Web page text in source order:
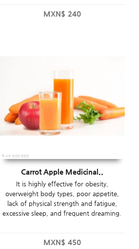
MXN$ 240
Carrot Apple Medicinal..
It is highly effective for obesity,
overweight body types, poor appetite,
lack of physical strength and fatigue,
excessive sleep, and frequent dreaming.
MXN$ 450